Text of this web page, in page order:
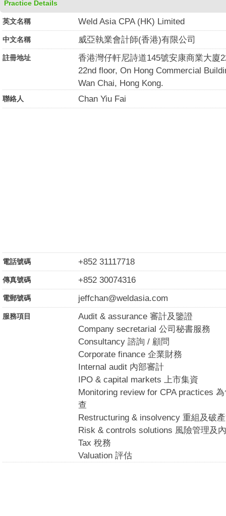
Practice Details
英文名稱 Weld Asia CPA (HK) Limited
中文名稱 威亞執業會計師(香港)有限公司
註冊地址
香港灣仔軒尼詩道145號安康商業大廈
22nd floor, On Hong Commercial
Wan Chai, Hong Kong.
聯絡人 Chan Yiu Fai
電話號碼 +852 31117718
傳真號碼 +852 30074316
電郵號碼 jeffchan@weldasia.com
服務項目
Audit & assurance 審計及鑒證
Company secretarial 公司秘書服務
Consultancy 諮詢 / 顧問
Corporate finance 企業財務
Internal audit 內部審計
IPO & capital markets 上市集資
Monitoring review for CPA practices
查
Restructuring & insolvency 重組及破
Risk & controls solutions 風險管理及
Tax 稅務
Valuation 評估